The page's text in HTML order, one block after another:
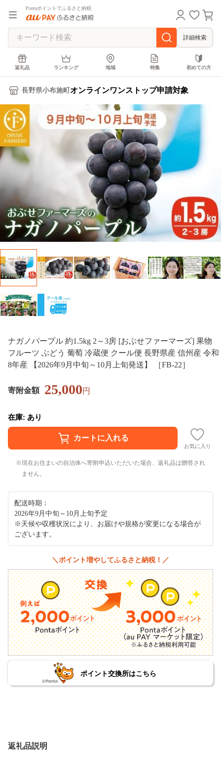
Pontaポイントでふるさと納税
詳細検索
返礼品 ランキング 地域 特集 初めての方
長野県小布施町 オンラインワンストップ申請対象
ナガノパープル 約1.5kg 2～3房 [おぶせファーマーズ] 果物
フルーツ ぶどう 葡萄 冷蔵便 クール便 長野県産 信州産 令和
8年産 【2026年9月中旬～10月上旬発送】 ［FB-22］
寄附金額 25,000円
在庫: あり
お気に入り
現在お住まいの自治体へ寄附申込いただいた場合、返礼品は贈答され
ません。
配送時期：
2026年9月中旬～10月上旬予定
※天候や収穫状況により、お届けや規格が変更になる場合が
ございます。
＼ポイント増やしてふるさと納税！／
ポイント交換所はこちら
返礼品説明